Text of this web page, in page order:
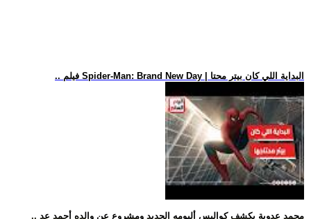
.. فيلم Spider-Man: Brand New Day | البداية اللي كان بيتر محتا
.. محمد عدوية يكشف كواليس ألبومه الجديد ومشروع عن والده أحمد عد